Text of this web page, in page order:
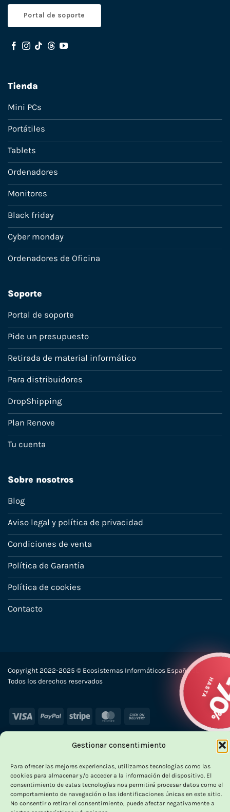
Gestionar consentimiento
Para ofrecer las mejores experiencias, utilizamos tecnologías como las
cookies para almacenar y/o acceder a la información del dispositivo. El
consentimiento de estas tecnologías nos permitirá procesar datos como el
comportamiento de navegación o las identificaciones únicas en este sitio.
No consentir o retirar el consentimiento, puede afectar negativamente a
Portal de soporte
Tienda
Mini PCs
Portátiles
Tablets
Ordenadores
Monitores
Black friday
Cyber monday
Ordenadores de Oficina
Soporte
Portal de soporte
Pide un presupuesto
Retirada de material informático
Para distribuidores
DropShipping
Plan Renove
Tu cuenta
Sobre nosotros
Blog
Aviso legal y política de privacidad
Condiciones de venta
Política de Garantía
Política de cookies
Contacto
Copyright 2022-2025 © Ecosistemas Informáticos España SL –
Todos los derechos reservados
Visa PayPal Stripe MasterCard
Delivery
OUTLET VORPC